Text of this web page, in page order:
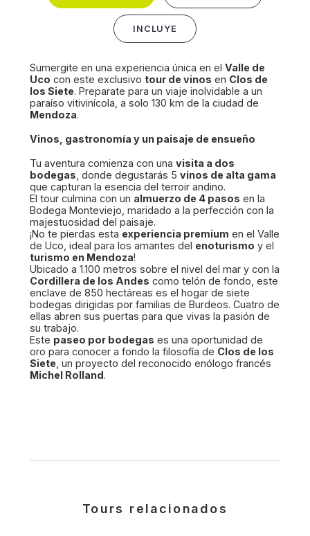
INCLUYE
Sumergite en una experiencia única en el Valle de
Uco con este exclusivo tour de vinos en Clos de
los Siete. Preparate para un viaje inolvidable a un
paraíso vitivinícola, a solo 130 km de la ciudad de
Mendoza.
Vinos, gastronomía y un paisaje de ensueño
Tu aventura comienza con una visita a dos
bodegas, donde degustarás 5 vinos de alta gama
que capturan la esencia del terroir andino.
El tour culmina con un almuerzo de 4 pasos en la
Bodega Monteviejo, maridado a la perfección con la
majestuosidad del paisaje.
¡No te pierdas esta experiencia premium en el Valle
de Uco, ideal para los amantes del enoturismo y el
turismo en Mendoza!
Ubicado a 1.100 metros sobre el nivel del mar y con la
Cordillera de los Andes como telón de fondo, este
enclave de 850 hectáreas es el hogar de siete
bodegas dirigidas por familias de Burdeos. Cuatro de
ellas abren sus puertas para que vivas la pasión de
su trabajo.
Este paseo por bodegas es una oportunidad de
oro para conocer a fondo la filosofía de Clos de los
Siete, un proyecto del reconocido enólogo francés
Michel Rolland .
Tours relacionados